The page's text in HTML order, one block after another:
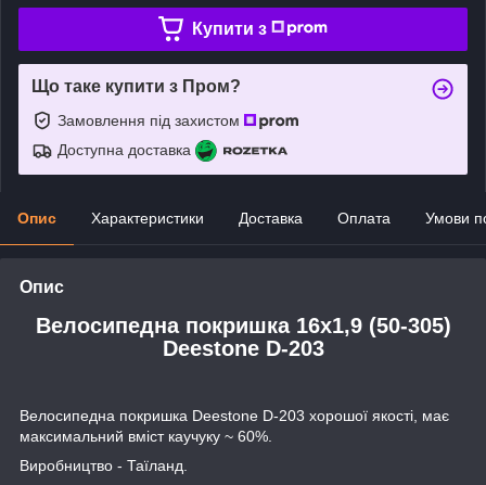
Купити з
Що таке купити з Пром?
Замовлення під захистом
Доступна доставка
Опис Характеристики Доставка Оплата Умови
Опис
Велосипедна покришка 16х1,9 (50-305)
Deestone D-203
Велосипедна покришка Deestone D-203 хорошої якості, має
максимальний вміст каучуку ~ 60%.
Виробництво - Таїланд.